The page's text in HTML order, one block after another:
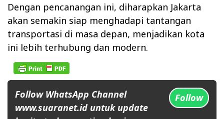
Dengan pencanangan ini, diharapkan Jakarta
akan semakin siap menghadapi tantangan
transportasi di masa depan, menjadikan kota
ini lebih terhubung dan modern.
Follow WhatsApp Channel
www.suaranet.id untuk update
Follow